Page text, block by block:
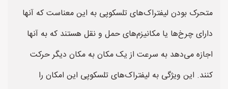
متحرک بودن لیفتراک‌های تلسکوپی به این معناست که آنها
دارای چرخ‌ها یا مکانیزم‌های حمل و نقل هستند که به آنها
اجازه می‌دهد به سرعت از یک مکان به مکان دیگر حرکت
کنند. این ویژگی به لیفتراک‌های تلسکوپی این امکان را